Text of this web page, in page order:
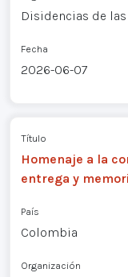
Disidencias de las
Fecha
2026-06-07
Título
Homenaje a la
entrega y
País
Colombia
Organización